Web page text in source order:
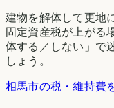
建物を解体して更地
固定資産税が上がる
体する／しない」で
しょう。
相馬市の税・維持費